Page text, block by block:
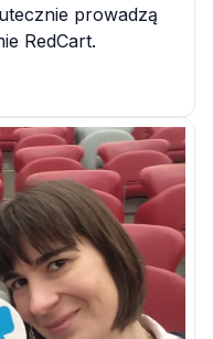
prowadzą
RedCart.